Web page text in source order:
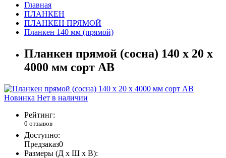
Главная
ПЛАНКЕН
ПЛАНКЕН ПРЯМОЙ
Планкен 140 мм (прямой)
Планкен прямой (сосна) 140 x 20 x
4000 мм сорт AB
Новинка Нет в наличии
Рейтинг:
0 отзывов
Доступно:
Предзаказ0
Размеры (Д x Ш x В):